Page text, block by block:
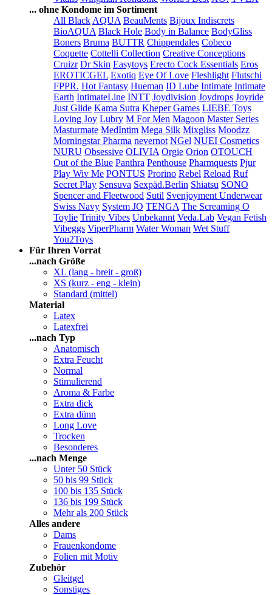
... ohne Kondome im Sortiment
All Black AQUA BeauMents Bijoux Indiscrets
BioAQUA Black Hole Body in Balance BodyGliss
Boners Bruma BUTTR Chippendales Cobeco
Coquette Cottelli Collection Creative Conceptions
Cruizr Dr Skin Easytoys Erecto Cock Essentials Eros
EROTICGEL Exotiq Eye Of Love Fleshlight Flutschi
FPPR. Hot Fantasy Hueman ID Lube Intimate Intimate
Earth IntimateLine INTT Joydivision Joydrops Joyride
Just Glide Kama Sutra Kheper Games LIEBE Toys
Loving Joy Lubry M For Men Magoon Master Series
Masturmate MedIntim Mega Silk Mixgliss Moodzz
Morningstar Pharma nevernot NGel NUEI Cosmetics
NURU Obsessive OLIVIA Orgie Orion OTOUCH
Out of the Blue Panthra Penthouse Pharmquests Pjur
Play Wiv Me PONTUS Prorino Rebel Reload Ruf
Secret Play Sensuva Sexpäd.Berlin Shiatsu SONO
Spencer and Fleetwood Sutil Svenjoyment Underwear
Swiss Navy System JO TENGA The Screaming O
Toylie Trinity Vibes Unbekannt Veda.Lab Vegan Fetish
Vibeggs ViperPharm Water Woman Wet Stuff
You2Toys
Für Ihren Vorrat
...nach Größe
XL (lang - breit - groß)
XS (kurz - eng - klein)
Standard (mittel)
Material
Latex
Latexfrei
...nach Typ
Anatomisch
Extra Feucht
Normal
Stimulierend
Aroma & Farbe
Extra dick
Extra dünn
Long Love
Trocken
Besonderes
...nach Menge
Unter 50 Stück
50 bis 99 Stück
100 bis 135 Stück
136 bis 199 Stück
Mehr als 200 Stück
Alles andere
Dams
Frauenkondome
Folien mit Motiv
Zubehör
Gleitgel
Sonstiges